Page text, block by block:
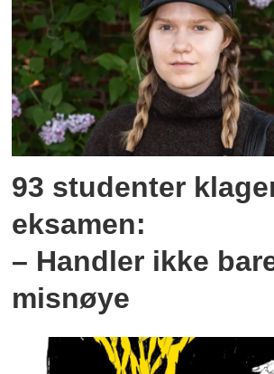
93 studenter
eksamen:
– Handler ikke
misnøye